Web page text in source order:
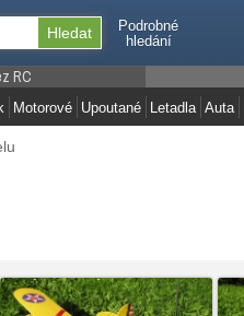
Podrobné
hledání
RC
Motorové Upoutané Letadla Auta